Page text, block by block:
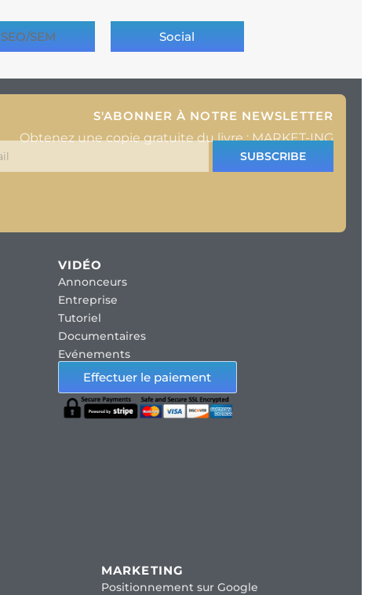
SEO/SEM Social
S'ABONNER À NOTRE NEWSLETTER
Obtenez une copie gratuite du livre : MARKET-ING
SUBSCRIBE
VIDÉO
Annonceurs
Entreprise
Tutoriel
Documentaires
Evénements
Effectuer le paiement
MARKETING
Positionnement sur Google